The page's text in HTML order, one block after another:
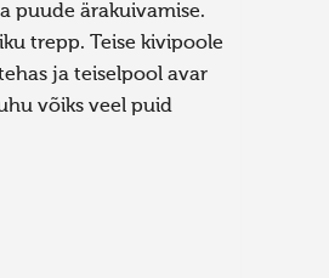
puude ärakuivamise.
trepp. Teise kivipoole
ja teiselpool avar
võiks veel puid